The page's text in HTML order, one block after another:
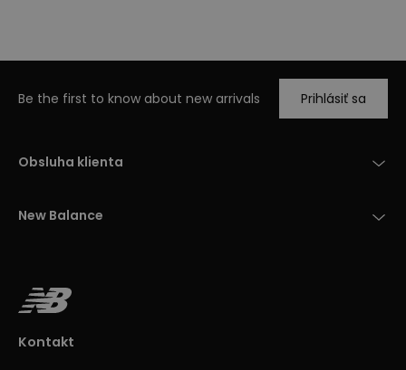
Be the first to know about new arrivals Prihlásiť sa
Obsluha klienta
New Balance
Kontakt